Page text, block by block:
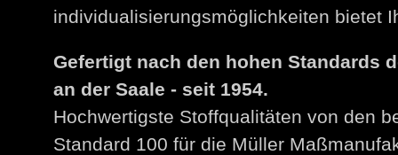
individualisierungsmöglichkeiten bietet
Gefertigt nach den hohen Standards
an der Saale - seit 1954.
Hochwertigste Stoffqualitäten von den
Standard 100 für die Müller